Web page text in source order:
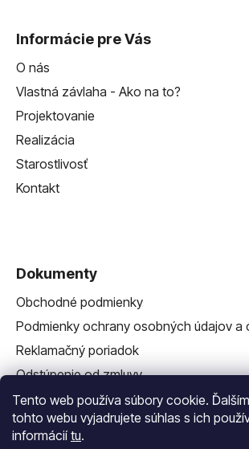
Tento web používa súbory cookie.
tohto webu vyjadrujete súhlas s ich
informácií tu.
Informácie pre Vás
O nás
Vlastná závlaha - Ako na to?
Projektovanie
Realizácia
Starostlivosť
Kontakt
Dokumenty
Obchodné podmienky
Podmienky ochrany osobných údajov a
Reklamačný poriadok
Odstúpenie od zmluvy
Reklamačný formulár